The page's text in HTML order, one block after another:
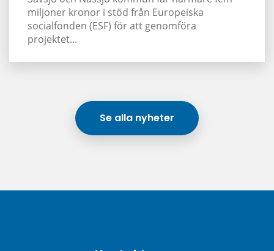
miljoner kronor i stöd från Europeiska
socialfonden (ESF) för att genomföra
projektet...
Se alla nyheter